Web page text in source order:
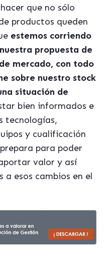
que no sólo
productos queden
estemos corriendo
propuesta de
mercado, con todo
sobre nuestro stock
situación de
bien informados e
tecnologías,
y cualificación
para poder
valor y así
a esos cambios en el